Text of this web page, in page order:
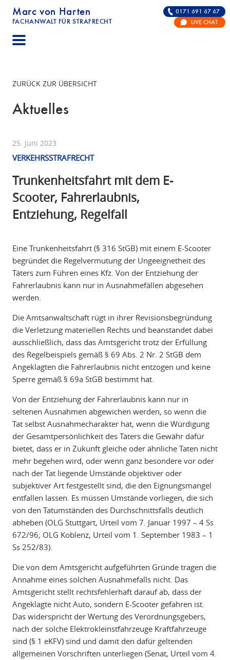
Marc von Harten
FACHANWALT FÜR STRAFRECHT
STRAFRECHT | RECHTSANWALT FÜR DIE
0171 691 67 67
LIVE CHAT
ZURÜCK ZUR ÜBERSICHT
Aktuelles
25. Juni 2023
VERKEHRSSTRAFRECHT
Trunkenheitsfahrt mit dem E-
Scooter, Fahrerlaubnis,
Entziehung, Regelfall
Eine Trunkenheitsfahrt (§ 316 StGB) mit einem E-Scooter
begründet die Regelvermutung der Ungeeignetheit des
Täters zum Führen eines Kfz. Von der Entziehung der
Fahrerlaubnis kann nur in Ausnahmefällen abgesehen
werden.
Die Amtsanwaltschaft rügt in ihrer Revisionsbegründung
die Verletzung materiellen Rechts und beanstandet dabei
ausschließlich, dass das Amtsgericht trotz der Erfüllung
des Regelbeispiels gemäß § 69 Abs. 2 Nr. 2 StGB dem
Angeklagten die Fahrerlaubnis nicht entzogen und keine
Sperre gemäß § 69a StGB bestimmt hat.
Von der Entziehung der Fahrerlaubnis kann nur in
seltenen Ausnahmen abgewichen werden, so wenn die
Tat selbst Ausnahmecharakter hat, wenn die Würdigung
der Gesamtpersönlichkeit des Täters die Gewähr dafür
bietet, dass er in Zukunft gleiche oder ähnliche Taten nicht
mehr begehen wird, oder wenn ganz besondere vor oder
nach der Tat liegende Umstände objektiver oder
subjektiver Art festgestellt sind, die den Eignungsmangel
entfallen lassen. Es müssen Umstände vorliegen, die sich
von den Tatumständen des Durchschnittsfalls deutlich
abheben (OLG Stuttgart, Urteil vom 7. Januar 1997 – 4 Ss
672/96; OLG Koblenz, Urteil vom 1. September 1983 – 1
Ss 252/83).
Die von dem Amtsgericht aufgeführten Gründe tragen die
Annahme eines solchen Ausnahmefalls nicht. Das
Amtsgericht stellt rechtsfehlerhaft darauf ab, dass der
Angeklagte nicht Auto, sondern E-Scooter gefahren ist.
Das widerspricht der Wertung des Verordnungsgebers,
nach der solche Elektrokleinstfahrzeuge Kraftfahrzeuge
sind (§ 1 eKFV) sind und damit den dafür geltenden
allgemeinen Vorschriften unterliegen (Senat, Urteil vom 4.